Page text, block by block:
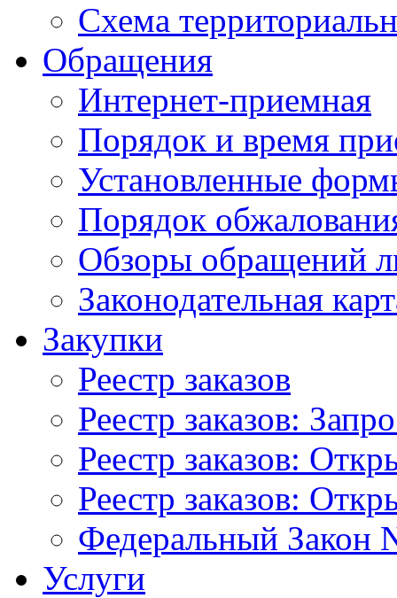
Схема
Обращения
Интернет-приемная
Порядок и время
Установленные
Порядок
Обзоры обращений
Законодательная
Закупки
Реестр заказов
Реестр заказов:
Реестр заказов:
Реестр заказов:
Федеральный Закон
Услуги